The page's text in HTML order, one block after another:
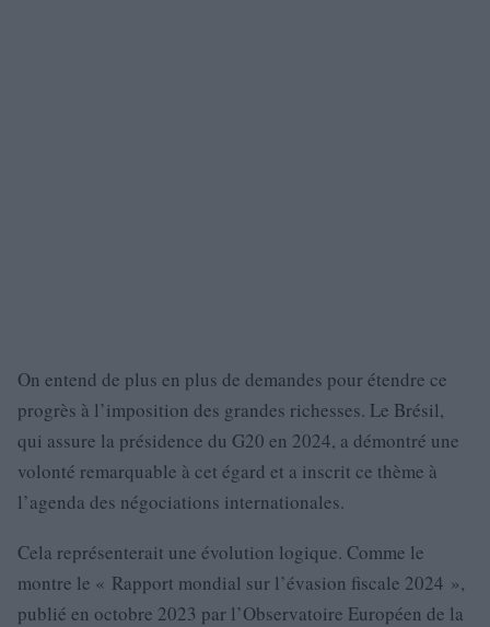
On entend de plus en plus de demandes pour étendre ce
progrès à l’imposition des grandes richesses. Le Brésil,
qui assure la présidence du G20 en 2024, a démontré une
volonté remarquable à cet égard et a inscrit ce thème à
l’agenda des négociations internationales.
Cela représenterait une évolution logique. Comme le
montre le « Rapport mondial sur l’évasion fiscale 2024 »,
publié en octobre 2023 par l’Observatoire Européen de la